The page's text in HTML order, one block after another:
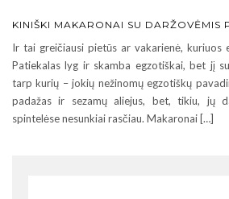
KINIŠKI MAKARONAI SU DARŽOVĖMIS
Ir tai greičiausi pietūs ar vakarienė, kuriuos
Patiekalas lyg ir skamba egzotiškai, bet jį
tarp kurių – jokių nežinomų egzotiškų
padažas ir sezamų aliejus, bet, tikiu, jų
spintelėse nesunkiai rasčiau. Makaronai […]